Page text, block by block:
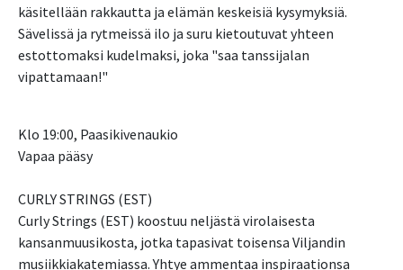
käsitellään rakkautta ja elämän keskeisiä kysymyksiä.
Sävelissä ja rytmeissä ilo ja suru kietoutuvat yhteen
estottomaksi kudelmaksi, joka "saa tanssijalan
vipattamaan!"
Klo 19:00, Paasikivenaukio
Vapaa pääsy
CURLY STRINGS (EST)
Curly Strings (EST) koostuu neljästä virolaisesta
kansanmuusikosta, jotka tapasivat toisensa Viljandin
musiikkiakatemiassa. Yhtye ammentaa inspiraationsa